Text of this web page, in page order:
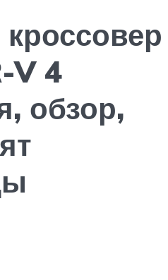
V 4
обзор,